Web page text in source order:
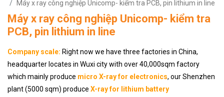
Máy x ray công nghiệp Unicomp- kiểm tra PCB, pin lithium in line
Máy x ray công nghiệp Unicomp- kiểm tra
PCB, pin lithium in line
Company scale: Right now we have three factories in China,
headquarter locates in Wuxi city with over 40,000sqm factory
which mainly produce micro X-ray for electronics, our Shenzhen
plant (5000 sqm) produce X-ray for lithium battery